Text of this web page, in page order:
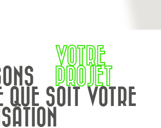
VOTRE
PROJET
QUE SOIT VOTRE